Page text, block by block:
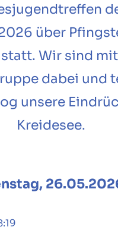
über
Wir sind
dabei und
unsere
Kreidesee.